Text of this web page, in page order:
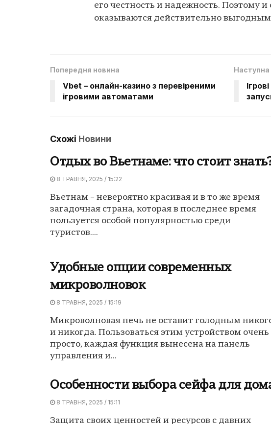
его честность и надежность. Поэтому и
оказываются действительно
Попередня новина
Vbet – онлайн-казино з перевіреними
ігровими автоматами
Наступна
Схожі Новини
Отдых во Вьетнаме: что стоит
8 ТРАВНЯ, 2025 / 15:22
Вьетнам ­­­­­­– невероятно красивая и в то же время
загадочная страна, которая в последнее время
пользуется особой популярностью среди
туристов....
Удобные опции современных
микроволновок
8 ТРАВНЯ, 2025 / 15:19
Микроволновая печь не оставит голодным
и никогда. Пользоваться этим устройством очень
просто, каждая функция вынесена на панель
управления и...
Особенности выбора сейфа для
8 ТРАВНЯ, 2025 / 15:11
Защита своих ценностей и ресурсов с давних